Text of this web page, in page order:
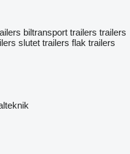
biltransport trailers trailers
slutet trailers flak trailers